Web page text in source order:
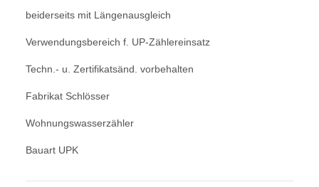
beiderseits mit Längenausgleich
Verwendungsbereich f. UP-Zählereinsatz
Techn.- u. Zertifikatsänd. vorbehalten
Fabrikat Schlösser
Wohnungswasserzähler
Bauart UPK